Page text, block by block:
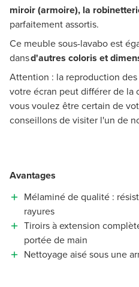
miroir (armoire), la
parfaitement assortis.
Ce meuble sous-lavabo est
dansd'autres coloris et
Attention : la reproduction
votre écran peut différer de la
vous voulez être certain de
conseillons de visiter l'un de
Avantages
Mélaminé de qualité :
rayures
Tiroirs à extension
portée de main
Nettoyage aisé sous une